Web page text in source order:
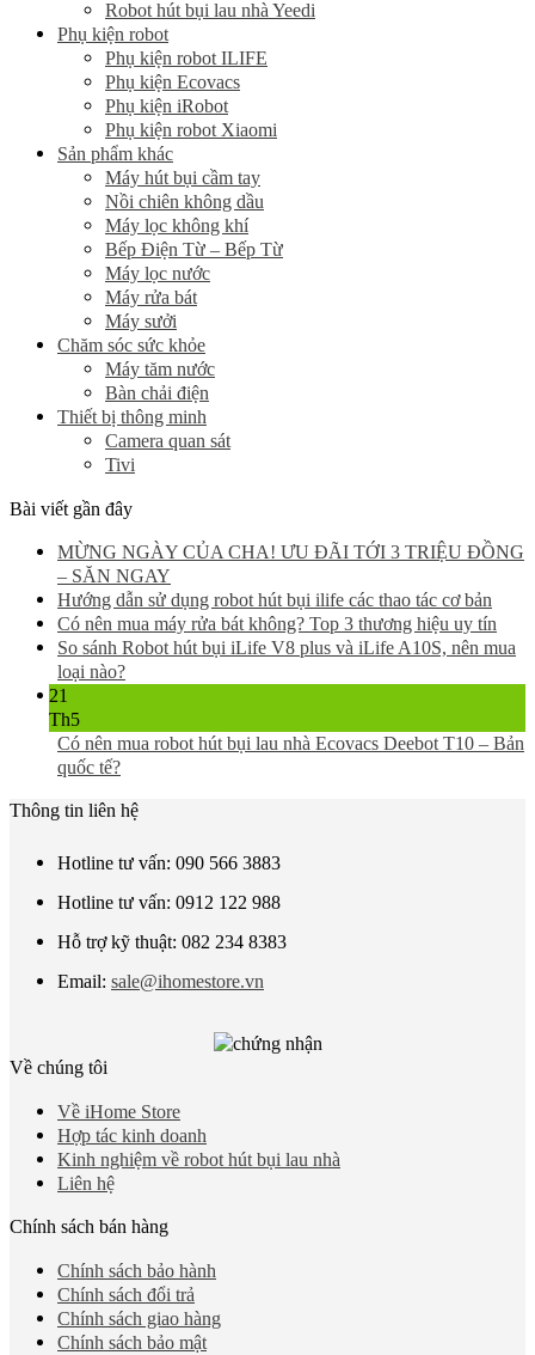
Robot hút bụi lau nhà Yeedi
Phụ kiện robot
Phụ kiện robot ILIFE
Phụ kiện Ecovacs
Phụ kiện iRobot
Phụ kiện robot Xiaomi
Sản phẩm khác
Máy hút bụi cầm tay
Nồi chiên không dầu
Máy lọc không khí
Bếp Điện Từ – Bếp Từ
Máy lọc nước
Máy rửa bát
Máy sưởi
Chăm sóc sức khỏe
Máy tăm nước
Bàn chải điện
Thiết bị thông minh
Camera quan sát
Tivi
Bài viết gần đây
MỪNG NGÀY CỦA CHA! ƯU ĐÃI TỚI 3 TRIỆU ĐỒNG
– SĂN NGAY
Hướng dẫn sử dụng robot hút bụi ilife các thao tác cơ bản
Có nên mua máy rửa bát không? Top 3 thương hiệu uy tín
So sánh Robot hút bụi iLife V8 plus và iLife A10S, nên mua
loại nào?
21
Th5
Có nên mua robot hút bụi lau nhà Ecovacs Deebot T10 – Bản
quốc tế?
Thông tin liên hệ
Hotline tư vấn: 090 566 3883
Hotline tư vấn: 0912 122 988
Hỗ trợ kỹ thuật: 082 234 8383
Email: sale@ihomestore.vn
Về chúng tôi
Về iHome Store
Hợp tác kinh doanh
Kinh nghiệm về robot hút bụi lau nhà
Liên hệ
Chính sách bán hàng
Chính sách bảo hành
Chính sách đổi trả
Chính sách giao hàng
Chính sách bảo mật